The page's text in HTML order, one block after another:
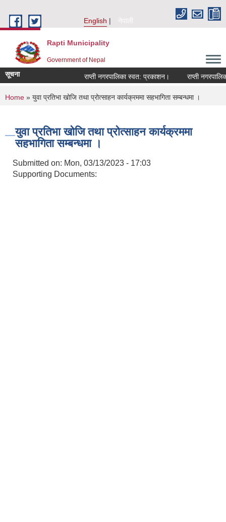
English
नेपाली
Rapti Municipality
Government of Nepal
सूचना राप्ती नगरपालिका स्वत: प्रकाशन। राप्ती
You are here
Home » युवा प्रतिभा खोजि तथा प्रोत्साहन कार्यक्रममा सहभागिता सम्बन्धमा ।
युवा प्रतिभा खोजि तथा प्रोत्साहन कार्यक्रममा
सहभागिता सम्बन्धमा ।
Submitted on: Mon, 03/13/2023 - 17:03
Supporting Documents: